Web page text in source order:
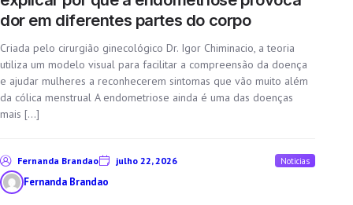
dor em diferentes partes do corpo
Criada pelo cirurgião ginecológico Dr. Igor Chiminacio, a teoria
utiliza um modelo visual para facilitar a compreensão da doença
e ajudar mulheres a reconhecerem sintomas que vão muito além
da cólica menstrual A endometriose ainda é uma das doenças
mais […]
Fernanda Brandao julho 22, 2026 Noticias
Fernanda Brandao